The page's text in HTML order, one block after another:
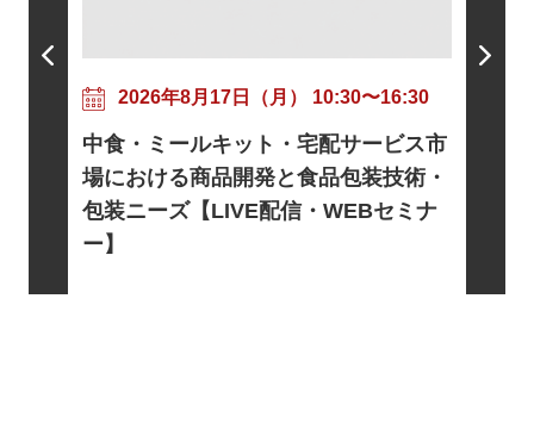
2026年8月17日（月） 10:30〜16:30
中食・ミールキット・宅配サービス市
場における商品開発と食品包装技術・
包装ニーズ【LIVE配信・WEBセミナ
ー】